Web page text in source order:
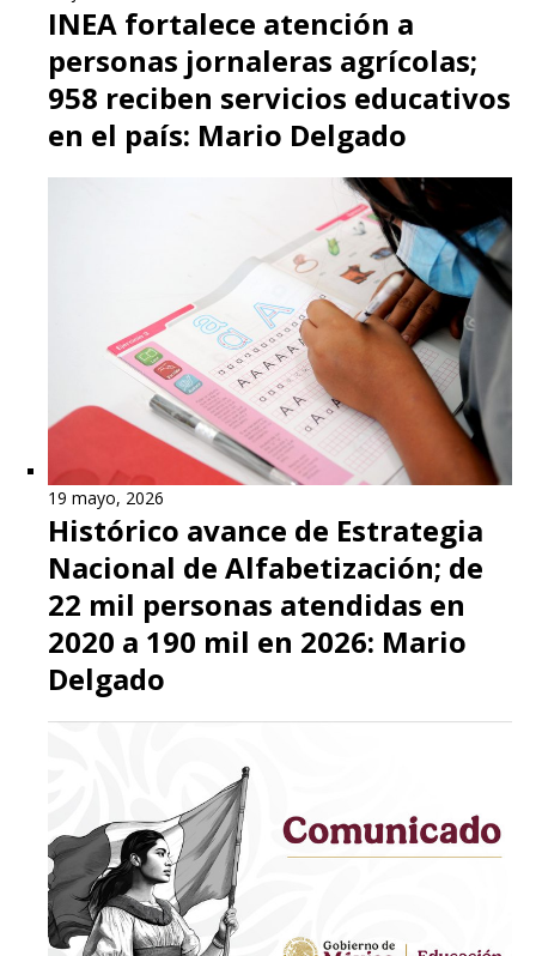
INEA fortalece atención a
personas jornaleras agrícolas;
958 reciben servicios educativos
en el país: Mario Delgado
19 mayo, 2026
Histórico avance de Estrategia
Nacional de Alfabetización; de
22 mil personas atendidas en
2020 a 190 mil en 2026: Mario
Delgado